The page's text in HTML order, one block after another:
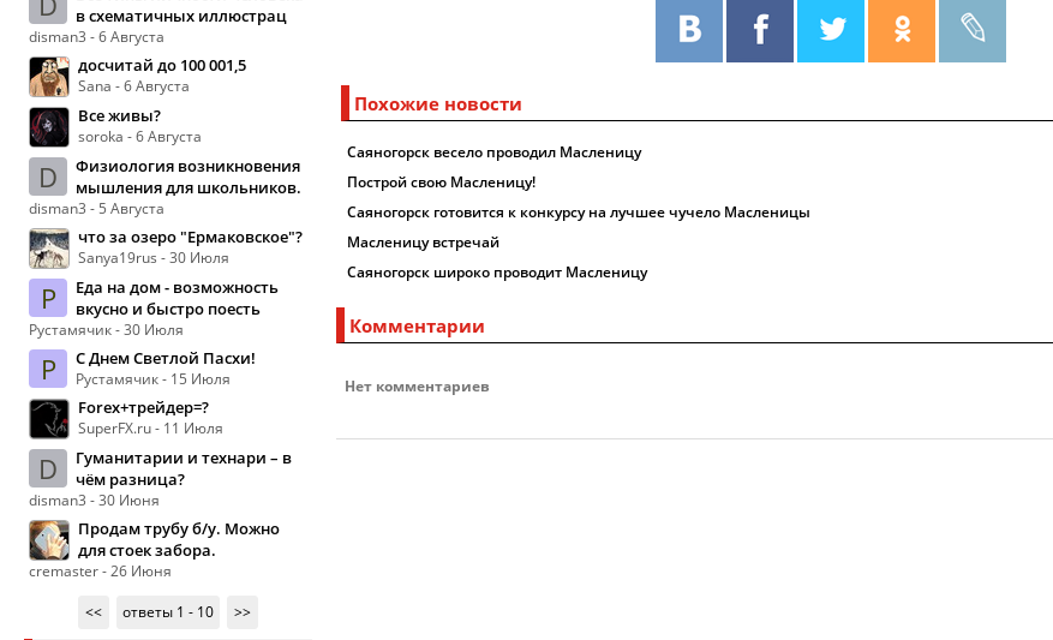
в схематичных иллюстрац
disman3 - 6 Августа
досчитай до 100 001,5
Sana - 6 Августа
Все живы?
soroka - 6 Августа
D
Физиология возникновения
мышления для школьников.
disman3 - 5 Августа
что за озеро "Ермаковское"?
Sanya19rus - 30 Июля
Р
Еда на дом - возможность
вкусно и быстро поесть
Рустамячик - 30 Июля
Р С Днем Светлой Пасхи!
Рустамячик - 15 Июля
Forex+трейдер=?
SuperFX.ru - 11 Июля
D
Гуманитарии и технари – в
чём разница?
disman3 - 30 Июня
Продам трубу б/у. Можно
для стоек забора.
cremaster - 26 Июня
<<
ответы 1 - 10 >>
Похожие новости
Саяногорск весело проводил Масленицу
Построй свою Масленицу!
Саяногорск готовится к конкурсу на лучшее чучело Масленицы
Масленицу встречай
Саяногорск широко проводит Масленицу
Комментарии
Нет комментариев